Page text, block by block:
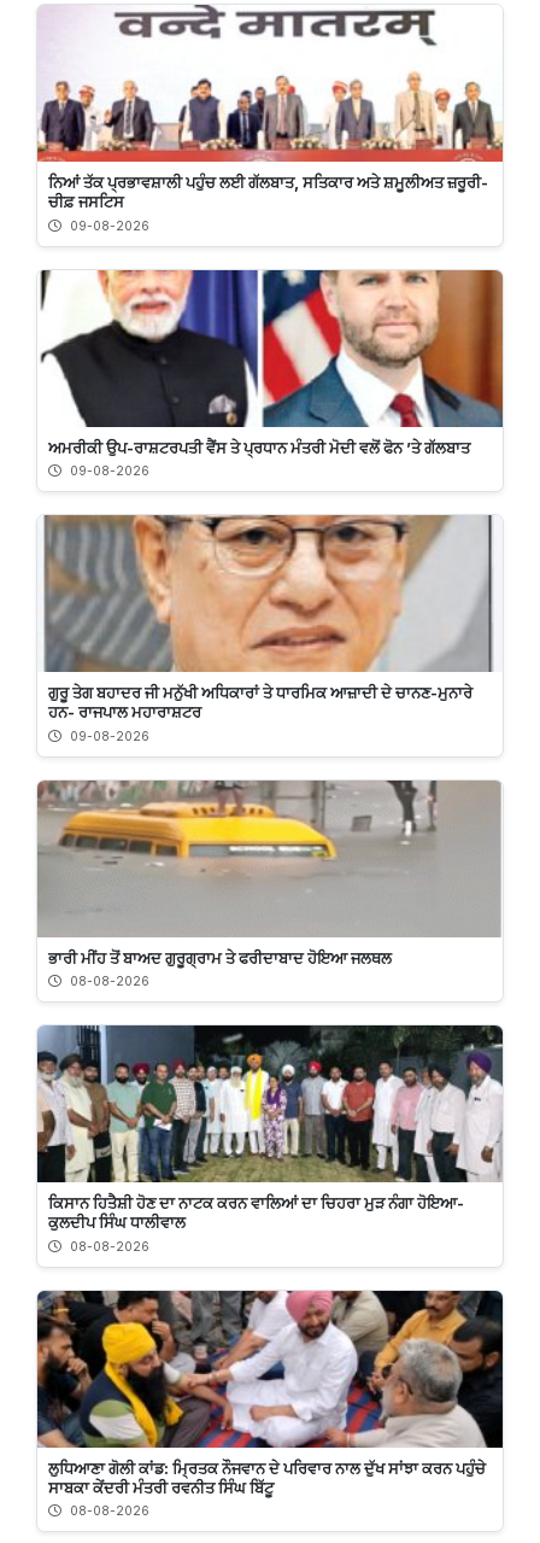
ਨਿਆਂ ਤੱਕ ਪ੍ਰਭਾਵਸ਼ਾਲੀ ਪਹੁੰਚ ਲਈ ਗੱਲਬਾਤ, ਸਤਿਕਾਰ ਅਤੇ ਸ਼ਮੂਲੀਅਤ ਜ਼ਰੂਰੀ-
ਚੀਫ਼ ਜਸਟਿਸ
09-08-2026
ਅਮਰੀਕੀ ਉਪ-ਰਾਸ਼ਟਰਪਤੀ ਵੈਂਸ ਤੇ ਪ੍ਰਧਾਨ ਮੰਤਰੀ ਮੋਦੀ ਵਲੋਂ ਫੋਨ ’ਤੇ ਗੱਲਬਾਤ
09-08-2026
ਗੁਰੂ ਤੇਗ ਬਹਾਦਰ ਜੀ ਮਨੁੱਖੀ ਅਧਿਕਾਰਾਂ ਤੇ ਧਾਰਮਿਕ ਆਜ਼ਾਦੀ ਦੇ ਚਾਨਣ-ਮੁਨਾਰੇ
ਹਨ- ਰਾਜਪਾਲ ਮਹਾਰਾਸ਼ਟਰ
09-08-2026
ਭਾਰੀ ਮੀਂਹ ਤੋਂ ਬਾਅਦ ਗੁਰੂਗ੍ਰਾਮ ਤੇ ਫਰੀਦਾਬਾਦ ਹੋਇਆ ਜਲਥਲ
08-08-2026
ਕਿਸਾਨ ਹਿਤੈਸ਼ੀ ਹੋਣ ਦਾ ਨਾਟਕ ਕਰਨ ਵਾਲਿਆਂ ਦਾ ਚਿਹਰਾ ਮੁੜ ਨੰਗਾ ਹੋਇਆ-
ਕੁਲਦੀਪ ਸਿੰਘ ਧਾਲੀਵਾਲ
08-08-2026
ਲੁਧਿਆਣਾ ਗੋਲੀ ਕਾਂਡ: ਮ੍ਰਿਤਕ ਨੌਜਵਾਨ ਦੇ ਪਰਿਵਾਰ ਨਾਲ ਦੁੱਖ ਸਾਂਝਾ ਕਰਨ ਪਹੁੰਚੇ
ਸਾਬਕਾ ਕੇਂਦਰੀ ਮੰਤਰੀ ਰਵਨੀਤ ਸਿੰਘ ਬਿੱਟੂ
08-08-2026